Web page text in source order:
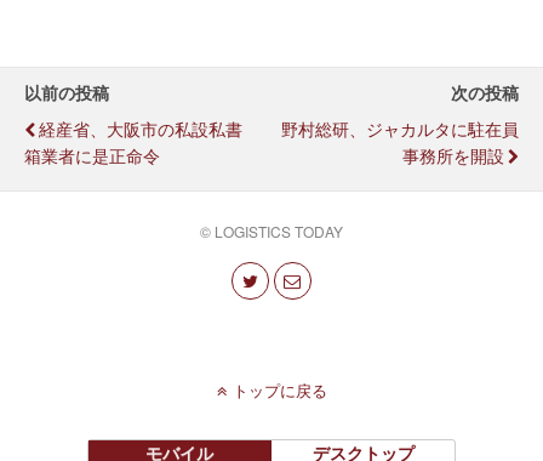
以前の投稿
経産省、大阪市の私設私書
箱業者に是正命令
次の投稿
野村総研、ジャカルタに駐在員
事務所を開設
© LOGISTICS TODAY
トップに戻る
モバイル デスクトップ